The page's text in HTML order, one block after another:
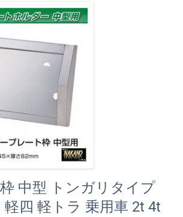
中型 トンガリタイプ
四 軽トラ 乗用車 2t 4t